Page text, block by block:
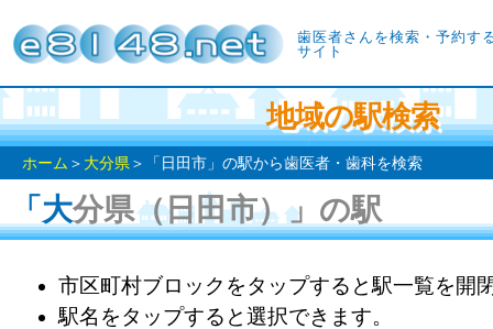
歯医者さんを検索・予約す
サイト
地域の駅検索
ホーム ＞ 大分県 ＞「日田市」の駅から歯医者・歯科を検索
「大分県（日田市）」の駅
市区町村ブロックをタップすると駅一覧を開
駅名をタップすると選択できます。